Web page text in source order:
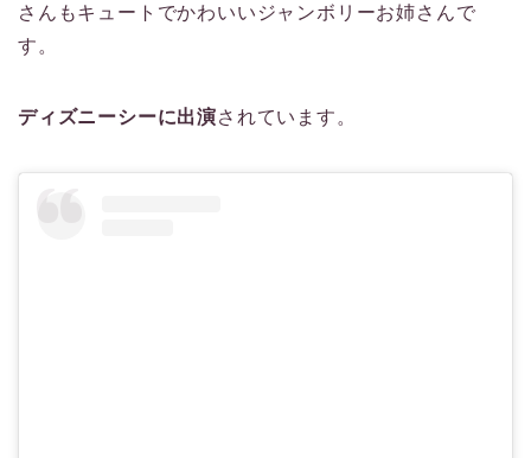
さんもキュートでかわいいジャンボリーお姉さんで
す。
ディズニーシーに出演されています。